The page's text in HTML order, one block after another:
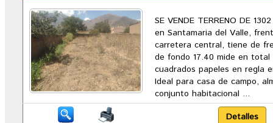
SE VENDE TERRENO DE
en Santamaria del Valle,
carretera central, tiene de
de fondo 17.40 mide en total
cuadrados papeles en regla
Ideal para casa de campo,
conjunto habitacional ...